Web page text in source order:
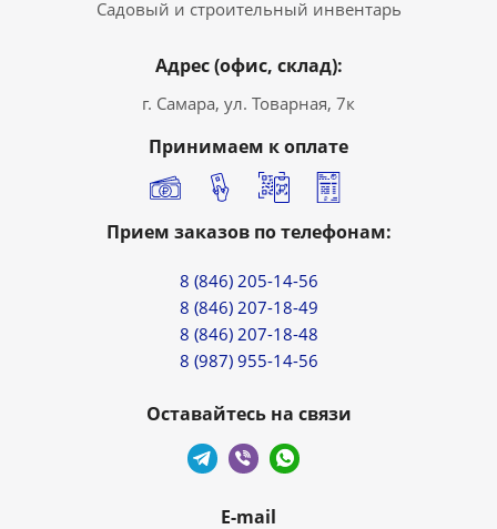
Садовый и строительный инвентарь
Адрес (офис, склад):
г. Самара, ул. Товарная, 7к
Принимаем к оплате
Прием заказов по телефонам:
8 (846) 205-14-56
8 (846) 207-18-49
8 (846) 207-18-48
8 (987) 955-14-56
Оставайтесь на связи
E-mail